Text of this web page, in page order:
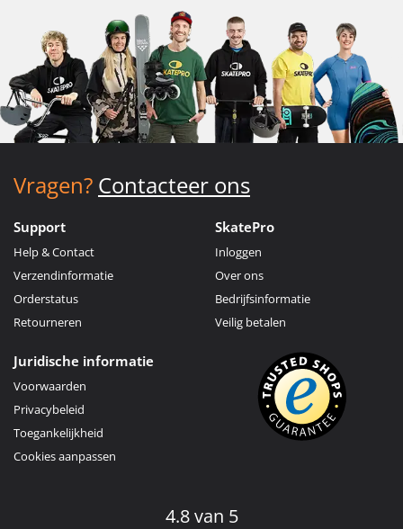
Vragen? Contacteer ons
Support
Help & Contact
Verzendinformatie
Orderstatus
Retourneren
SkatePro
Inloggen
Over ons
Bedrijfsinformatie
Veilig betalen
Juridische informatie
Voorwaarden
Privacybeleid
Toegankelijkheid
Cookies aanpassen
4.8 van 5